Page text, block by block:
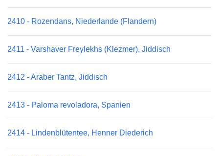
2410 - Rozendans, Niederlande (Flandern)
2411 - Varshaver Freylekhs (Klezmer), Jiddisch
2412 - Araber Tantz, Jiddisch
2413 - Paloma revoladora, Spanien
2414 - Lindenblütentee, Henner Diederich